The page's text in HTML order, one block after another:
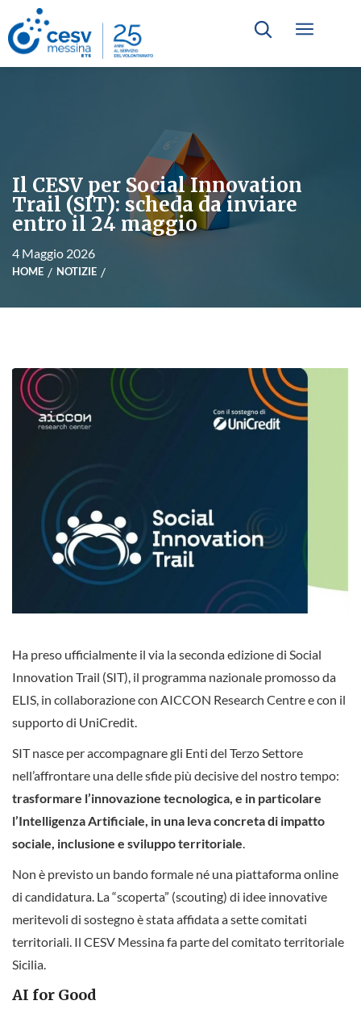
Il CESV per Social Innovation
Trail (SIT): scheda da inviare
entro il 24 maggio
4 Maggio 2026
HOME NOTIZIE
Ha preso ufficialmente il via la seconda edizione di Social
Innovation Trail (SIT), il programma nazionale promosso da
ELIS, in collaborazione con AICCON Research Centre e con il
supporto di UniCredit.
SIT nasce per accompagnare gli Enti del Terzo Settore
nell’affrontare una delle sfide più decisive del nostro tempo:
trasformare l’innovazione tecnologica, e in particolare
l’Intelligenza Artificiale, in una leva concreta di impatto
sociale, inclusione e sviluppo territoriale.
Non è previsto un bando formale né una piattaforma online
di candidatura. La “scoperta” (scouting) di idee innovative
meritevoli di sostegno è stata affidata a sette comitati
territoriali. Il CESV Messina fa parte del comitato territoriale
Sicilia.
AI for Good